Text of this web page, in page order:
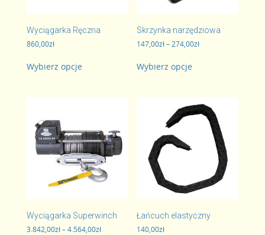
Wyciągarka Ręczna
860,00zł
Wybierz opcjeprodukt
można
wybrać
na
stronie
produktu
Skrzynka narzędziowa
147,00zł–274,00złZakres
Wybierz opcjeprodukt
wariantów.
Opcje
można
wybrać
stronie
produktu
Wyciągarka Superwinch
3.842,00zł–4.564,00złZakres
Łańcuch elastyczny
140,00zł